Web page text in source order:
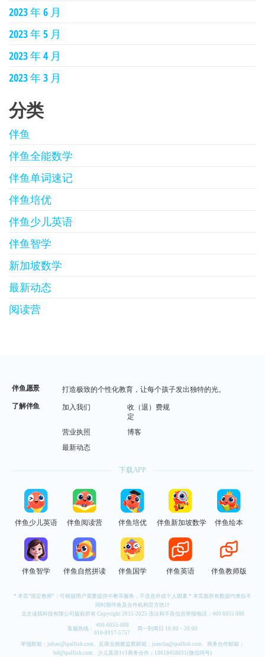
2023 年 6 月
2023 年 5 月
2023 年 4 月
2023 年 3 月
分类
伴鱼
伴鱼全能数学
伴鱼单词速记
伴鱼培优
伴鱼少儿英语
伴鱼智学
新加坡数学
最新动态
阅读营
伴鱼愿景
打造极致的个性化教育，让每个孩子发出独特的光。
了解伴鱼
加入我们
收（退）费规
定
营业执照
博客
最新动态
下载APP
伴鱼少儿英语 伴鱼阅读营 伴鱼培优 伴鱼新加坡数学 伴鱼绘本
伴鱼智学 伴鱼自然拼读 伴鱼国学 伴鱼英语 伴鱼教师版
* 本页“固定教师”：可根据用户需要提供中教等服务，不含意外或个人因素 * 本页面所有数据均来自不
同时期伴鱼及合作机构官方统计
北京读我科技有限公司版权所有 Copyright 2015-2025 违法和不良信息举报电话： 400 6055 088
客服热线：
400-6055-088
010-8917-5757
周一到周日 10:00 ~ 20:00
举报邮箱： jubao@ipalfish.com 、反商业贿赂监察邮箱： jiancha@ipalfish.com 、商务合作邮箱：
bd@ipalfish.com 、少儿英语1v1商务合作：18618458831(微信同号)